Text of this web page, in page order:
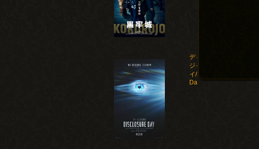
ディスクロー
ジャー・デ
イ/Disclosure
Day(2026)